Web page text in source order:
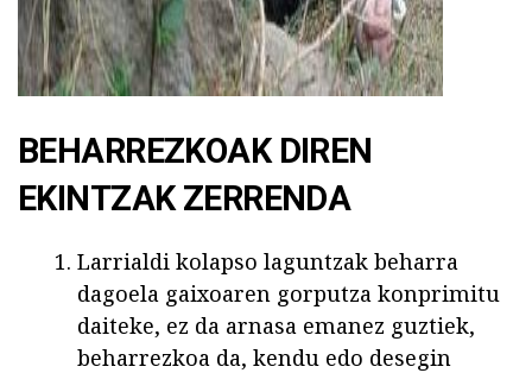
BEHARREZKOAK DIREN
EKINTZAK ZERRENDA
Larrialdi kolapso laguntzak beharra
dagoela gaixoaren gorputza konprimitu
daiteke, ez da arnasa emanez guztiek,
beharrezkoa da, kendu edo desegin